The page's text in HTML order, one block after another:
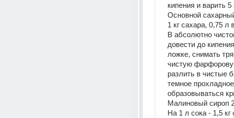
кипения и варить 5
Основной
1 кг сахара, 0,75 л
В абсолютно
довести до
ложке, снимать
чистую
разлить в чистые
темное
образовываться
Малиновый сироп
На 1 л сока - 1,5